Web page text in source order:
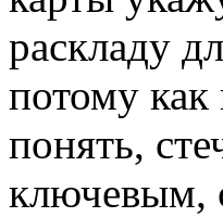
раскладу
потому как
понять,
ключевым,